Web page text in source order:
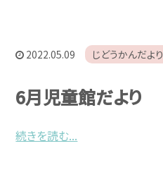
2022.05.09 じどうかんだより
6月児童館だより
続きを読む...